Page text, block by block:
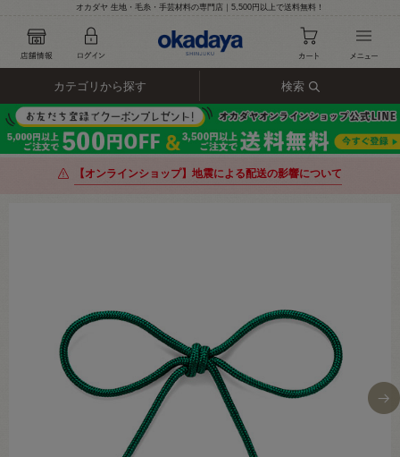
オカダヤ 生地・毛糸・手芸材料の専門店｜5,500円以上で送料無料！
カテゴリから探す 検索
【オンラインショップ】地震による配送の影響について